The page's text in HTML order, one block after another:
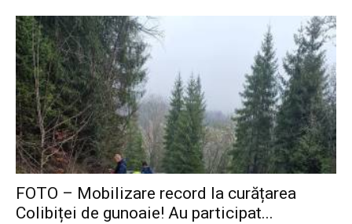
FOTO – Mobilizare record la curățarea
Colibiței de gunoaie! Au participat...